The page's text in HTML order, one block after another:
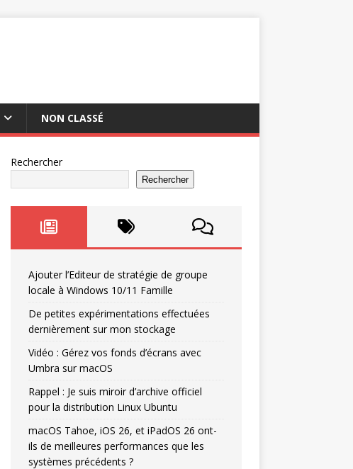
NON CLASSÉ
Rechercher
Rechercher
Ajouter l’Editeur de stratégie de groupe
locale à Windows 10/11 Famille
De petites expérimentations effectuées
dernièrement sur mon stockage
Vidéo : Gérez vos fonds d’écrans avec
Umbra sur macOS
Rappel : Je suis miroir d’archive officiel
pour la distribution Linux Ubuntu
macOS Tahoe, iOS 26, et iPadOS 26 ont-
ils de meilleures performances que les
systèmes précédents ?